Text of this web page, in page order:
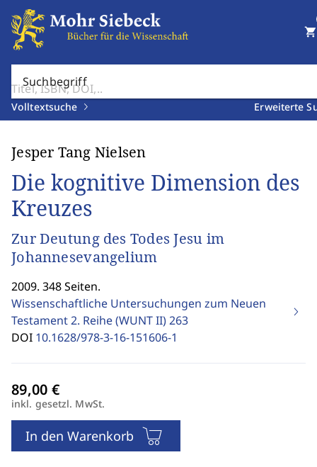
Suchbegriff
Volltextsuche Erweiterte
shopping_cart
Jesper Tang Nielsen
Die kognitive Dimension des
Kreuzes
Zur Deutung des Todes Jesu im
Johannesevangelium
2009. 348 Seiten.
Wissenschaftliche Untersuchungen zum Neuen
Testament 2. Reihe (WUNT II)263
DOI 10.1628/978-3-16-151606-1
inkl. gesetzl. MwSt.
In den Warenkorb